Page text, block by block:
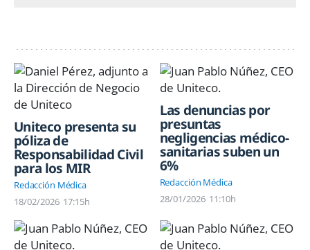
Uniteco presenta su
póliza de
Responsabilidad Civil
para los MIR
Redacción Médica
18/02/2026 17:15h
Las denuncias por
presuntas
negligencias médico-
sanitarias suben un
6%
Redacción Médica
28/01/2026 11:10h